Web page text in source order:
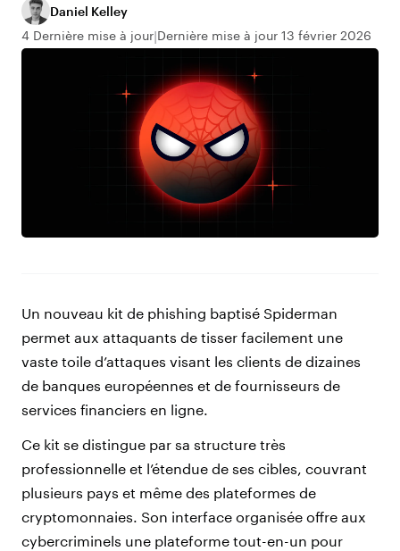
Daniel Kelley
4 Dernière mise à jour Dernière mise à jour 13 février 2026
Un nouveau kit de phishing baptisé Spiderman
permet aux attaquants de tisser facilement une
vaste toile d’attaques visant les clients de dizaines
de banques européennes et de fournisseurs de
services financiers en ligne.
Ce kit se distingue par sa structure très
professionnelle et l’étendue de ses cibles, couvrant
plusieurs pays et même des plateformes de
cryptomonnaies. Son interface organisée offre aux
cybercriminels une plateforme tout-en-un pour